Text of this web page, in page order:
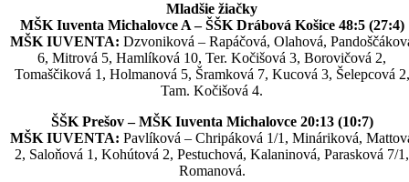
Mladšie žiačky
MŠK Iuventa Michalovce A – ŠŠK Drábová Košice 48:5 (27:4)
MŠK IUVENTA: Dzvoniková – Rapáčová, Olahová,
6, Mitrová 5, Hamlíková 10, Ter. Kočišová 3, Borovičová 2,
Tomaščiková 1, Holmanová 5, Šramková 7, Kucová 3, Šelepcová 2,
Tam. Kočišová 4.
ŠŠK Prešov – MŠK Iuventa Michalovce 20:13 (10:7)
MŠK IUVENTA: Pavlíková – Chripáková 1/1, Mináriková,
2, Saloňová 1, Kohútová 2, Pestuchová, Kalaninová, Parasková 7/1,
Romanová.